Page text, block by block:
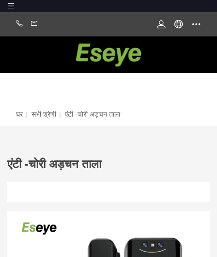
घर | सभी श्रेणी | एंटी -चोरी अड़चन ताला
एंटी -चोरी अड़चन ताला